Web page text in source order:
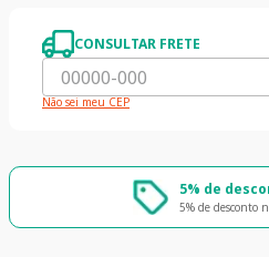
CONSULTAR FRETE
Não sei meu CEP
5% de
5% de desconto